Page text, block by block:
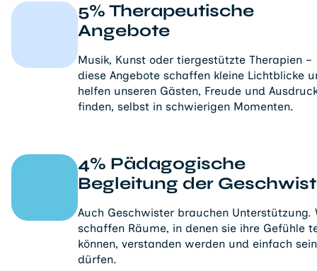
5% Therapeutische
Angebote
Musik, Kunst oder tiergestützte Therapien –
diese Angebote schaffen kleine Lichtblicke
helfen unseren Gästen, Freude und
finden, selbst in schwierigen Momenten.
4% Pädagogische
Begleitung der
Auch Geschwister brauchen Unterstützung.
schaffen Räume, in denen sie ihre Gefühle
können, verstanden werden und einfach sein
dürfen.